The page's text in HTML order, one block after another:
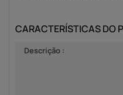
CARACTERÍSTICAS DO
Descrição :